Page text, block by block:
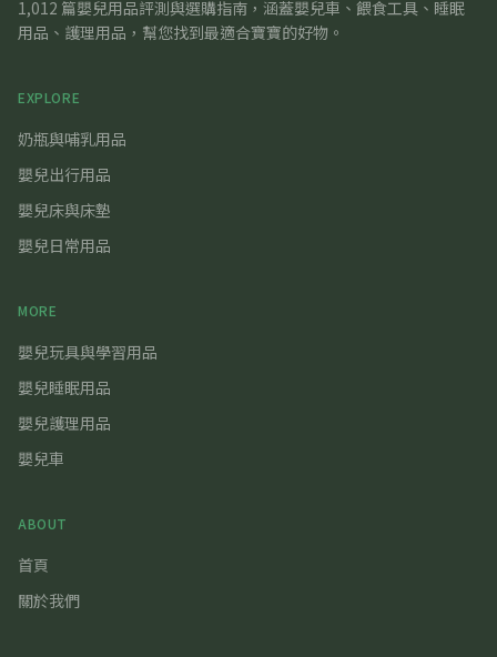
1,012 篇嬰兒用品評測與選購指南，涵蓋嬰兒車、餵食工具、睡眠
用品、護理用品，幫您找到最適合寶寶的好物。
EXPLORE
奶瓶與哺乳用品
嬰兒出行用品
嬰兒床與床墊
嬰兒日常用品
MORE
嬰兒玩具與學習用品
嬰兒睡眠用品
嬰兒護理用品
嬰兒車
ABOUT
首頁
關於我們